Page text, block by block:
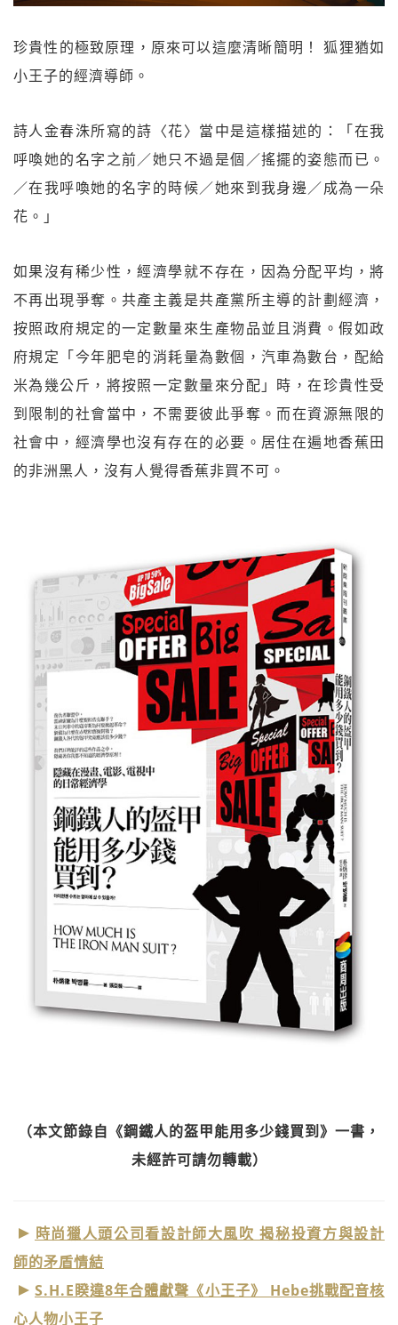
珍貴性的極致原理，原來可以這麼清晰簡明！ 狐狸猶如
小王子的經濟導師。
詩人金春洙所寫的詩〈花〉當中是這樣描述的：「在我
呼喚她的名字之前／她只不過是個／搖擺的姿態而已。
／在我呼喚她的名字的時候／她來到我身邊／成為一朵
花。」
如果沒有稀少性，經濟學就不存在，因為分配平均，將
不再出現爭奪。共產主義是共產黨所主導的計劃經濟，
按照政府規定的一定數量來生產物品並且消費。假如政
府規定「今年肥皂的消耗量為數個，汽車為數台，配給
米為幾公斤，將按照一定數量來分配」時，在珍貴性受
到限制的社會當中，不需要彼此爭奪。而在資源無限的
社會中，經濟學也沒有存在的必要。居住在遍地香蕉田
的非洲黑人，沒有人覺得香蕉非買不可。
（本文節錄自《鋼鐵人的盔甲能用多少錢買到》一書，
未經許可請勿轉載）
時尚獵人頭公司看設計師大風吹 揭秘投資方與設計
師的矛盾情結
S.H.E睽違8年合體獻聲《小王子》 Hebe挑戰配音核
心人物小王子